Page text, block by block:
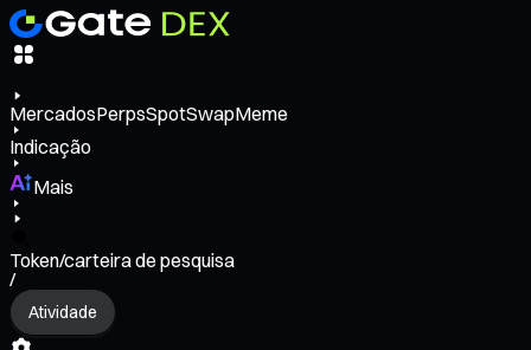
MercadosPerpsSpotSwapMeme
Indicação
Mais
Token/carteira de pesquisa
/
Atividade